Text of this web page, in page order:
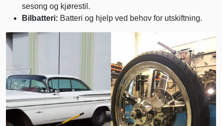
sesong og kjørestil.
Bilbatteri: Batteri og hjelp ved behov for utskiftning.